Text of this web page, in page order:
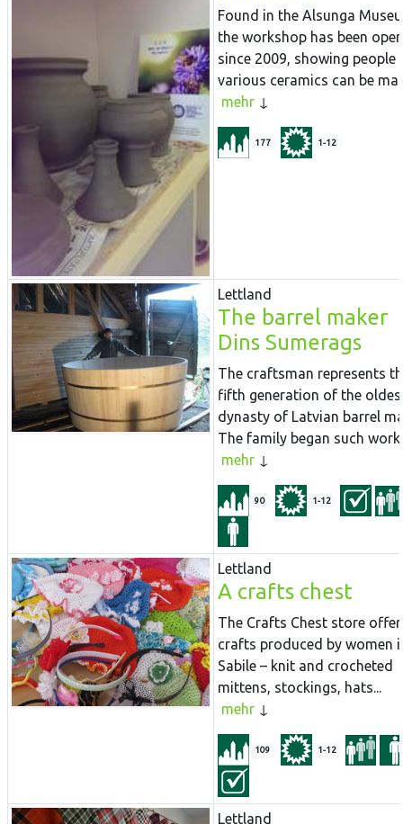
Found in the Alsunga
the workshop has been open
since 2009, showing people
various ceramics can be
mehr
177 1-12
Lettland
The barrel maker
Dins Sumerags
The craftsman represents
fifth generation of the
dynasty of Latvian barrel
The family began such work
mehr
90 1-12
Lettland
A crafts chest
The Crafts Chest store
crafts produced by women
Sabile – knit and crocheted
mittens, stockings, hats...
mehr
109 1-12
Lettland